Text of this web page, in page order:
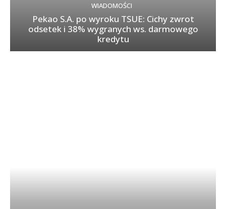
WIADOMOŚCI
Pekao S.A. po wyroku TSUE: Cichy zwrot
odsetek i 38% wygranych ws. darmowego
kredytu